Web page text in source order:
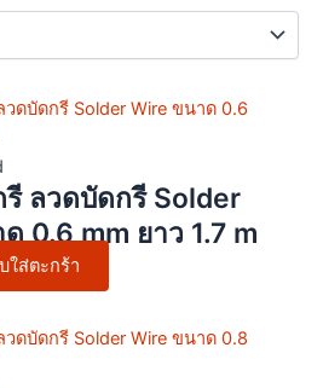
ลวดบัดกรี Solder
0.6 mm ยาว 1.7 m
ใส่ตะกร้า